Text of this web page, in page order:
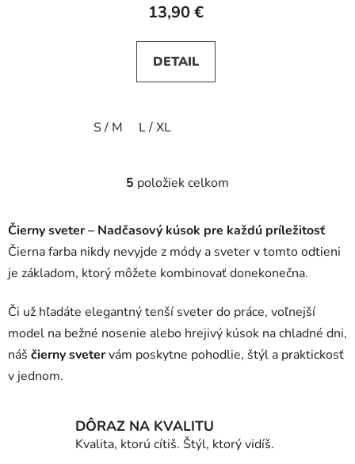
13,90 €
DETAIL
S / M L / XL
O
l
á
d
a
i
e
p
r
y
v
ý
5 položiek celkom
Čierny sveter – Nadčasový kúsok pre každú príležitosť
Čierna farba nikdy nevyjde z módy a sveter v tomto odtieni
je základom, ktorý môžete kombinovať donekonečna.
Či už hľadáte elegantný tenší sveter do práce, voľnejší
model na bežné nosenie alebo hrejivý kúsok na chladné dni,
náš čierny svetervám poskytne pohodlie, štýl a praktickosť
v jednom.
DÔRAZ NA KVALITU
Kvalita, ktorú cítiš. Štýl, ktorý vidíš.